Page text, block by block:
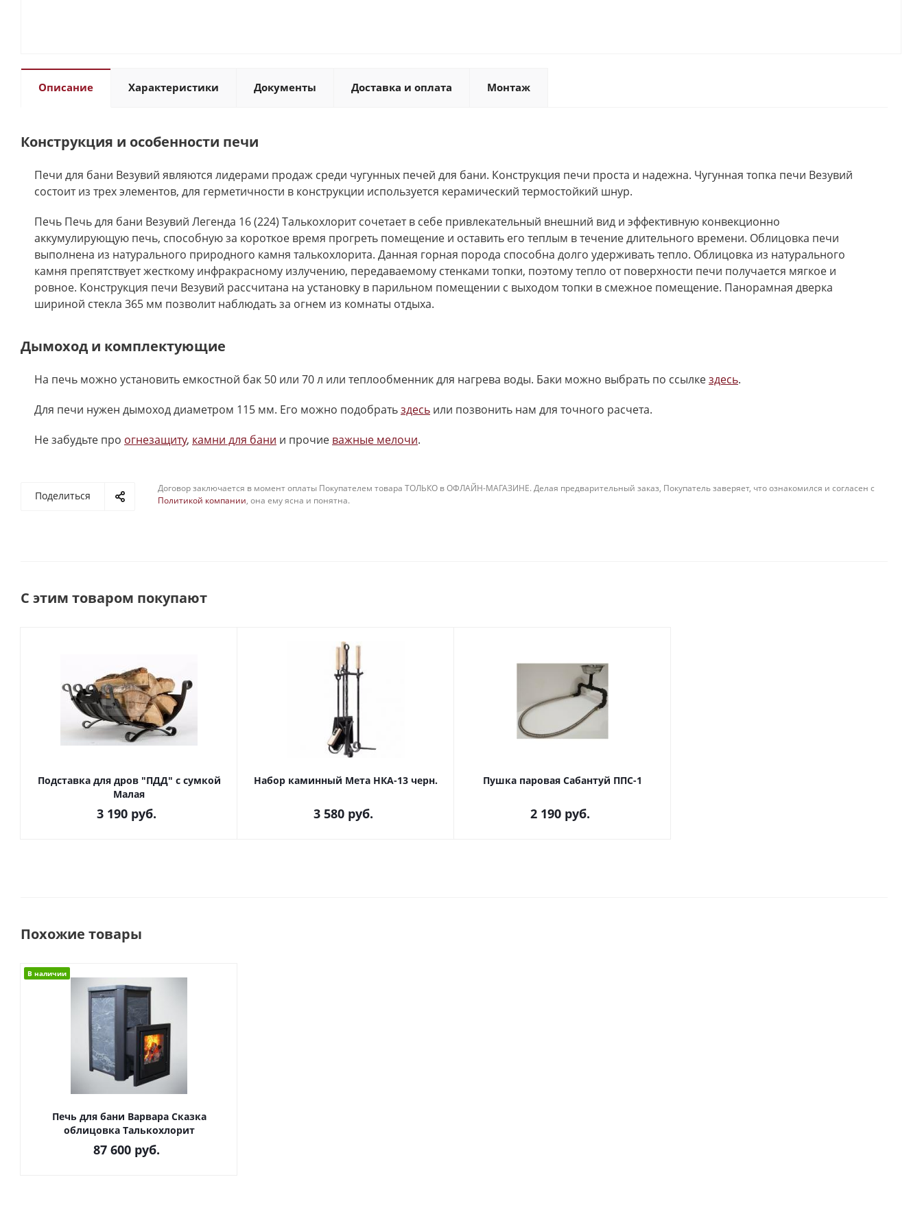
Описание Характеристики Документы Доставка и оплата Монтаж
Конструкция и особенности печи
Печи для бани Везувий являются лидерами продаж среди чугунных печей для бани. Конструкция печи проста и надежна. Чугунная топка печи Везувий
состоит из трех элементов, для герметичности в конструкции используется керамический термостойкий шнур.
Печь Печь для бани Везувий Легенда 16 (224) Талькохлорит сочетает в себе привлекательный внешний вид и эффективную конвекционно
аккумулирующую печь, способную за короткое время прогреть помещение и оставить его теплым в течение длительного времени. Облицовка печи
выполнена из натурального природного камня талькохлорита. Данная горная порода способна долго удерживать тепло. Облицовка из натурального
камня препятствует жесткому инфракрасному излучению, передаваемому стенками топки, поэтому тепло от поверхности печи получается мягкое и
ровное. Конструкция печи Везувий рассчитана на установку в парильном помещении с выходом топки в смежное помещение. Панорамная дверка
шириной стекла 365 мм позволит наблюдать за огнем из комнаты отдыха.
Дымоход и комплектующие
На печь можно установить емкостной бак 50 или 70 л или теплообменник для нагрева воды. Баки можно выбрать по ссылкездесь.
Для печи нужен дымоход диаметром 115 мм. Его можно подобратьздесь или позвонить нам для точного расчета.
Не забудьте про огнезащиту, камни для бани и прочие важные мелочи.
Поделиться
Договор заключается в момент оплаты Покупателем товара ТОЛЬКО в ОФЛАЙН-МАГАЗИНЕ. Делая предварительный заказ, Покупатель заверяет, что ознакомился и согласен с
Политикой компании, она ему ясна и понятна.
С этим товаром покупают
Подставка для дров "ПДД" с сумкой
Малая
3 190 руб.
Набор каминный Мета НКА-13 черн.
3 580 руб.
Пушка паровая Сабантуй ППС-1
2 190 руб.
Похожие товары
В наличии
Печь для бани Варвара Сказка
облицовка Талькохлорит
87 600 руб.